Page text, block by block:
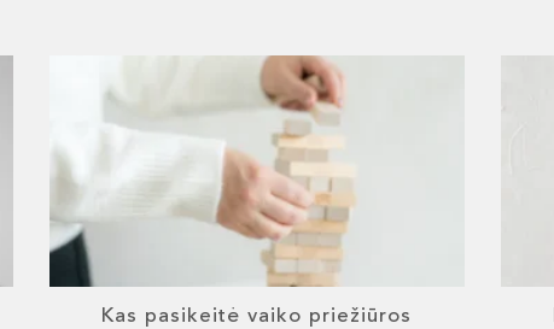
Kas pasikeitė vaiko priežiūros